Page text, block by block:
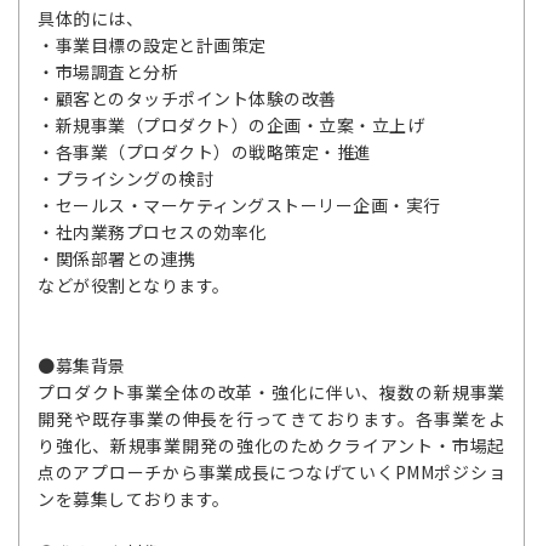
具体的には、
・事業目標の設定と計画策定
・市場調査と分析
・顧客とのタッチポイント体験の改善
・新規事業（プロダクト）の企画・立案・立上げ
・各事業（プロダクト）の戦略策定・推進
・プライシングの検討
・セールス・マーケティングストーリー企画・実行
・社内業務プロセスの効率化
・関係部署との連携
などが役割となります。
●募集背景
プロダクト事業全体の改革・強化に伴い、複数の新規事業
開発や既存事業の伸長を行ってきております。各事業をよ
り強化、新規事業開発の強化のためクライアント・市場起
点のアプローチから事業成長につなげていくPMMポジショ
ンを募集しております。